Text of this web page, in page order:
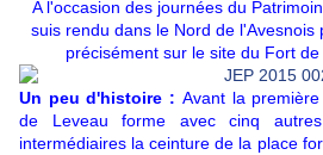
A l'occasion des journées du
suis rendu dans le Nord de l'Avesnois
précisément sur le site du Fort de
Un peu d'histoire : Avant la
de Leveau forme avec cinq
intermédiaires la ceinture de la place